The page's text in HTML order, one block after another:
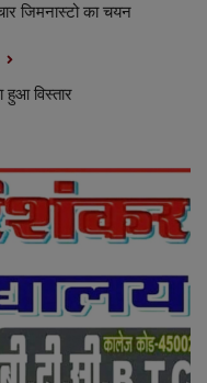
जिमनास्टो का चयन
हुआ विस्तार